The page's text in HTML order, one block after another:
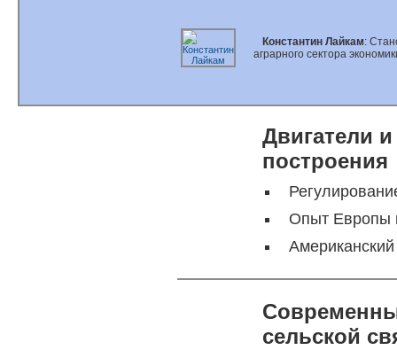
Константин Лайкам:
аграрного сектора
Двигатели
построения
Опыт Европы
сельской